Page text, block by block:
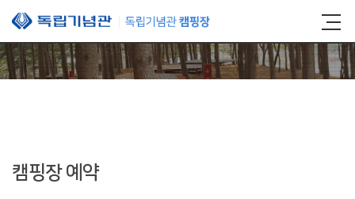
본문 바로가기
캠핑장 예약